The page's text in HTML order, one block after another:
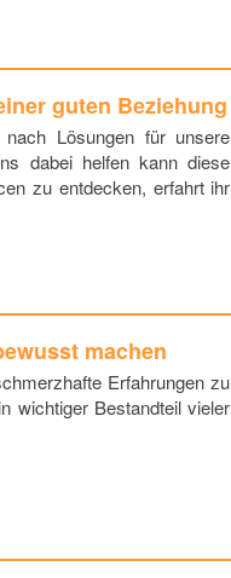
guten Beziehung
Lösungen für unsere
dabei helfen kann diese
zu entdecken, erfahrt ihr
machen
Erfahrungen zu
wichtiger Bestandteil vieler